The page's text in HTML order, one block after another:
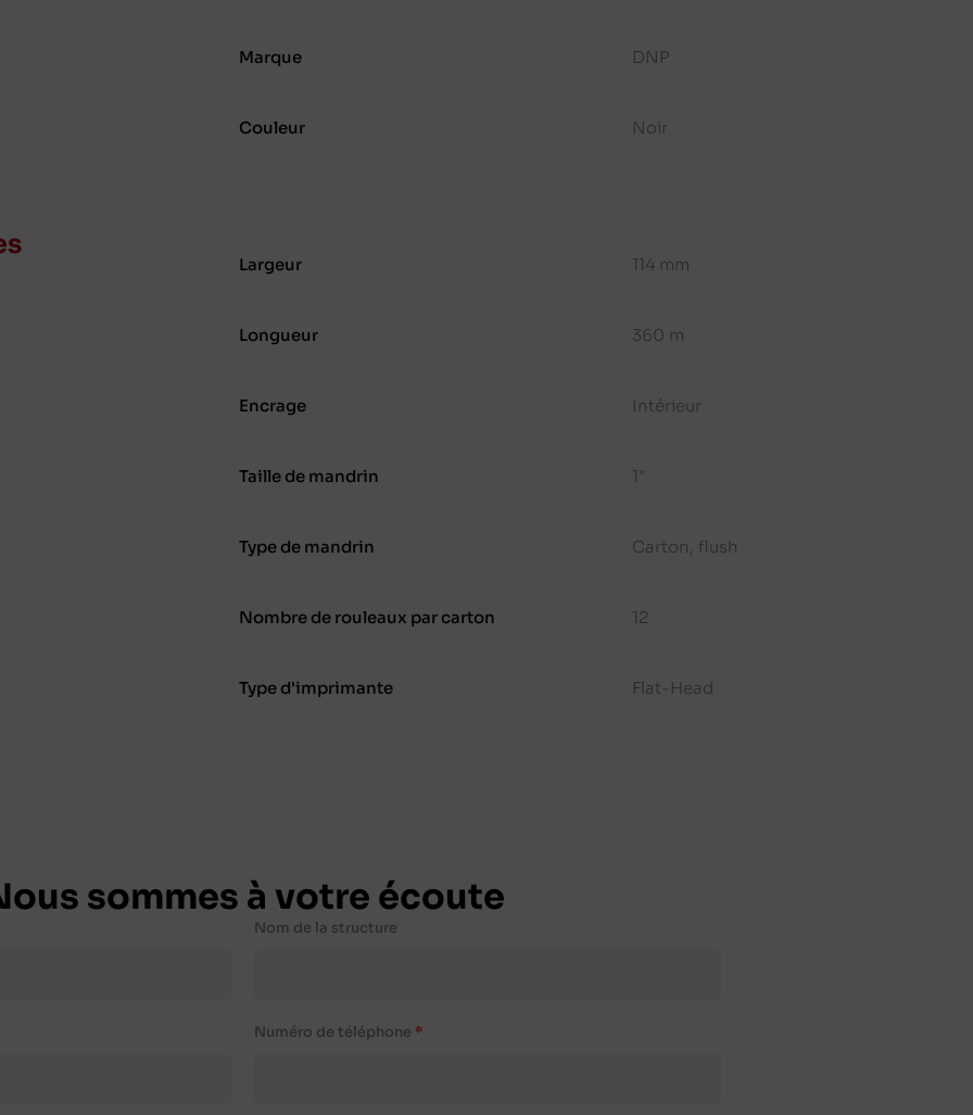
Marque DNP
Couleur Noir
Largeur 114 mm
Longueur 360 m
Encrage Intérieur
Taille de mandrin 1"
Type de mandrin Carton, flush
Nombre de rouleaux par carton 12
Type d'imprimante Flat-Head
sommes à votre écoute
Nom de la structure
Numéro de téléphone